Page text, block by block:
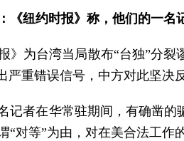
《纽约时报》称，他们的一
》为台湾当局散布“台独”分
严重错误信号，中方对此坚
记者在华常驻期间，有确凿
“对等”为由，对在美合法工